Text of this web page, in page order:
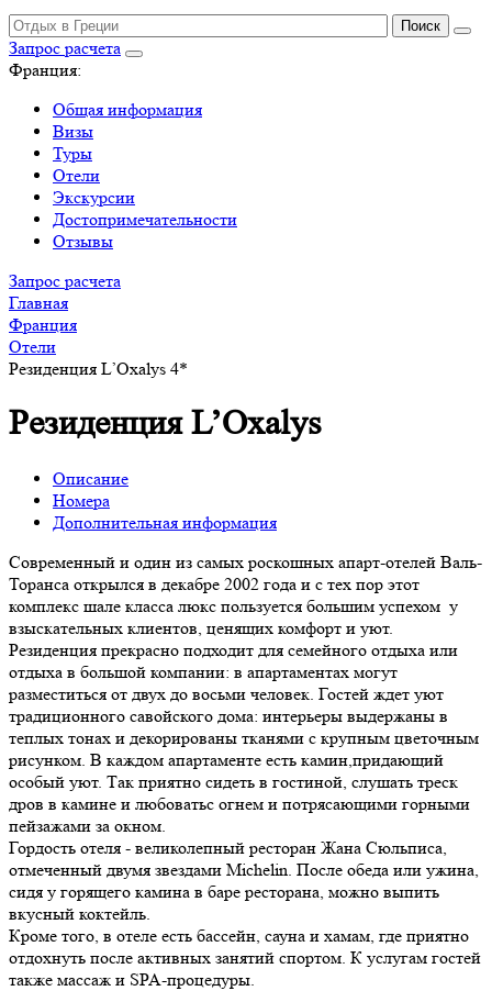
Запрос расчета
Франция:
Общая информация
Визы
Туры
Отели
Экскурсии
Достопримечательности
Отзывы
Запрос расчета
Главная
Франция
Отели
Резиденция L’Oxalys 4*
Резиденция L’Oxalys
Описание
Номера
Дополнительная информация
Современный и один из самых роскошных апарт-отелей Валь-
Торанса открылся в декабре 2002 года и с тех пор этот
комплекс шале класса люкс пользуется большим успехом у
взыскательных клиентов, ценящих комфорт и уют.
Резиденция прекрасно подходит для семейного отдыха или
отдыха в большой компании: в апартаментах могут
разместиться от двух до восьми человек. Гостей ждет уют
традиционного савойского дома: интерьеры выдержаны в
теплых тонах и декорированы тканями с крупным цветочным
рисунком. В каждом апартаменте есть камин,придающий
особый уют. Так приятно сидеть в гостиной, слушать треск
дров в камине и любоватьс огнем и потрясающими горными
пейзажами за окном.
Гордость отеля - великолепный ресторан Жана Сюльписа,
отмеченный двумя звездами Michelin. После обеда или ужина,
сидя у горящего камина в баре ресторана, можно выпить
вкусный коктейль.
Кроме того, в отеле есть бассейн, сауна и хамам, где приятно
отдохнуть после активных занятий спортом. К услугам гостей
также массаж и SPA-процедуры.